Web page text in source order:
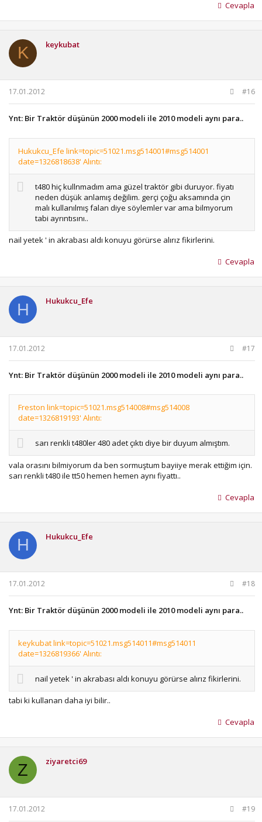
Cevapla
K keykubat
17.01.2012 #16
Ynt: Bir Traktör düşünün 2000 modeli ile 2010 modeli aynı para..
Hukukcu_Efe link=topic=51021.msg514001#msg514001
date=1326818638' Alıntı:
t480 hiç kullnmadım ama güzel traktör gibi duruyor. fiyatı
neden düşük anlamış değilim. gerçi çoğu aksamında çin
malı kullanılmış falan diye söylemler var ama bilmyorum
tabi ayrıntısını..
nail yetek ' in akrabası aldı konuyu görürse alırız fikirlerini.
Cevapla
H Hukukcu_Efe
17.01.2012 #17
Ynt: Bir Traktör düşünün 2000 modeli ile 2010 modeli aynı para..
Freston link=topic=51021.msg514008#msg514008
date=1326819193' Alıntı:
sarı renkli t480ler 480 adet çıktı diye bir duyum almıştım.
vala orasını bilmiyorum da ben sormuştum bayiiye merak ettiğim için.
sarı renkli t480 ile tt50 hemen hemen aynı fiyattı..
Cevapla
H Hukukcu_Efe
17.01.2012 #18
Ynt: Bir Traktör düşünün 2000 modeli ile 2010 modeli aynı para..
keykubat link=topic=51021.msg514011#msg514011
date=1326819366' Alıntı:
nail yetek ' in akrabası aldı konuyu görürse alırız fikirlerini.
tabi ki kullanan daha iyi bilir..
Cevapla
Z ziyaretci69
17.01.2012 #19